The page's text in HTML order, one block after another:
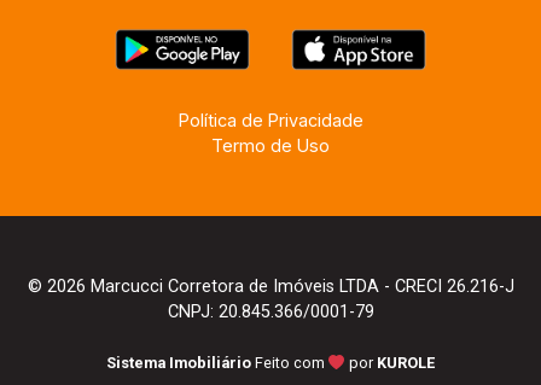
Política de Privacidade
Termo de Uso
© 2026 Marcucci Corretora de Imóveis LTDA - CRECI 26.216-J
CNPJ: 20.845.366/0001-79
Sistema Imobiliário Feito com por KUROLE